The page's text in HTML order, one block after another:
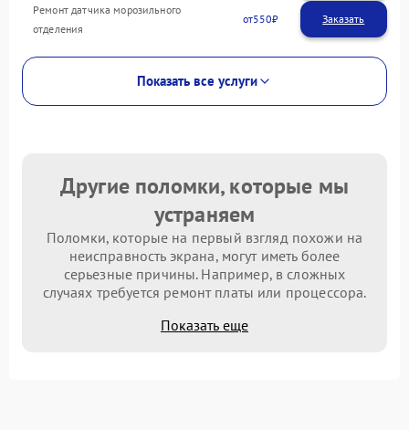
Ремонт датчика морозильного
отделения
550
Показать все услуги
Другие поломки, которые мы
устраняем
Поломки, которые на первый взгляд похожи на
неисправность экрана, могут иметь более
серьезные причины. Например, в сложных
случаях требуется ремонт платы или процессора.
Показать еще